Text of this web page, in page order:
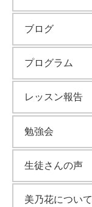
ブログ
プログラム
レッスン報告
勉強会
生徒さんの声
美乃花について